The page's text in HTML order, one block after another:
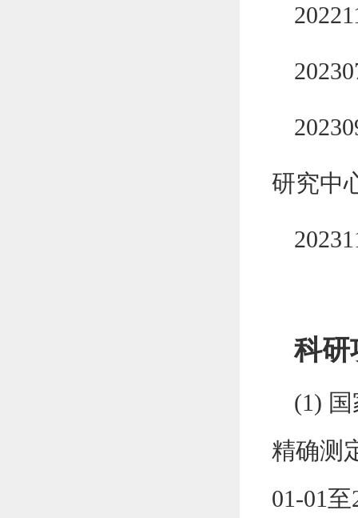
研究中
科研
(1)
精确测
01-01至